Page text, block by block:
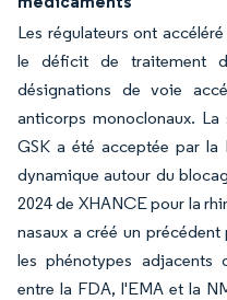
Les régulateurs ont
le déficit de traitement
désignations de voie
anticorps monoclonaux.
GSK a été acceptée par la
dynamique autour du
2024 de XHANCE pour la
nasaux a créé un
les phénotypes adjacents
entre la FDA, l'EMA et la